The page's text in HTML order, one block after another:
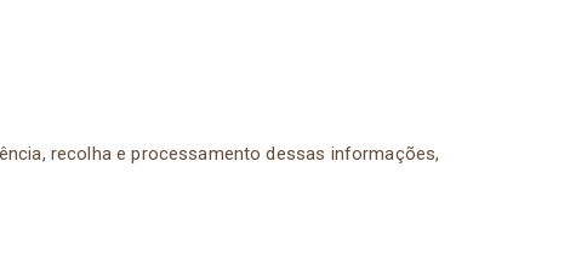
recolha e processamento dessas informações,